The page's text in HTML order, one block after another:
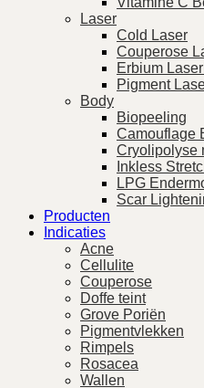
Laser
Cold Laser
Couperose
Erbium
Pigment
Body
Biopeeling
Camouflage
Cryolipolyse
Inkless
LPG
Scar
Producten
Indicaties
Acne
Cellulite
Couperose
Doffe teint
Grove Poriën
Pigmentvlekken
Rimpels
Rosacea
Wallen